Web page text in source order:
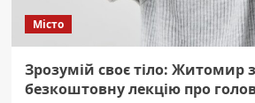
Місто
Зрозумій своє тіло: Житомир
безкоштовну лекцію про